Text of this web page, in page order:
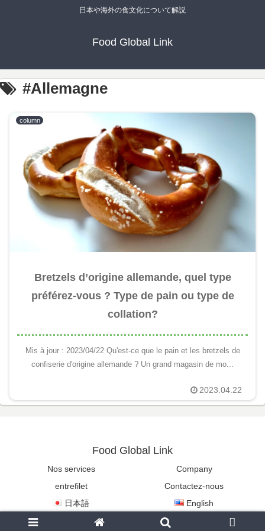
日本や海外の食文化について解説
Food Global Link
#Allemagne
column
Bretzels d’origine allemande, quel type
préférez-vous ? Type de pain ou type de
collation?
Mis à jour : 2023/04/22 Qu'est-ce que le pain et les bretzels de
confiserie d'origine allemande ? Un grand magasin de mo...
2023.04.22
Food Global Link
Nos services
Company
entrefilet
Contactez-nous
日本語
English
Copyright © 2022-2026 Food Global Link All Rights Reserved.